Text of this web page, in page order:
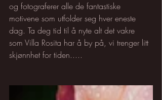
og fotograferer alle de fantastiske
motivene som utfolder seg hver eneste
dag. Ta deg tid til å nyte alt det vakre
som Villa Rosita har å by på, vi trenger litt
skjønnhet for tiden.....